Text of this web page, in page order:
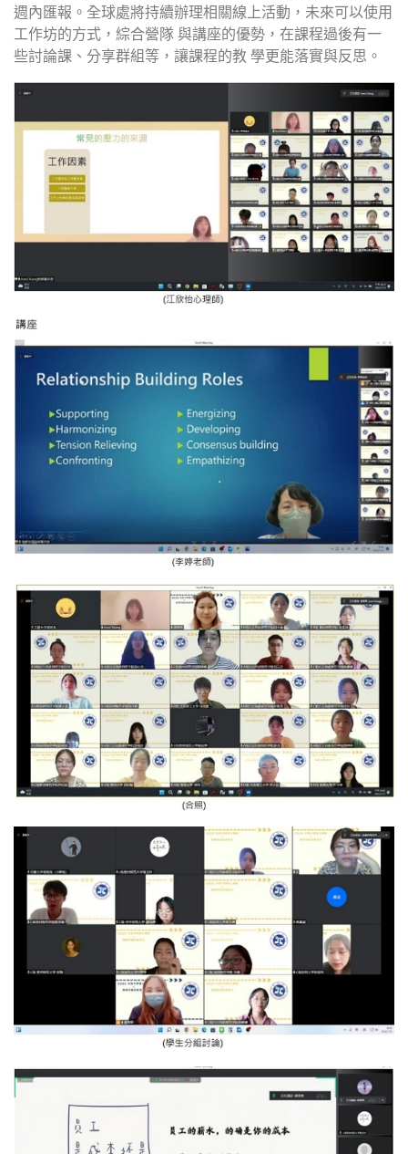
週內匯報。全球處將持續辦理相關線上活動，未來可以使用
工作坊的方式，綜合營隊 與講座的優勢，在課程過後有一
些討論課、分享群組等，讓課程的教 學更能落實與反思。